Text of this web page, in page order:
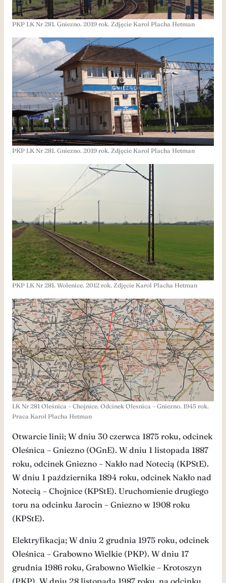
PKP LK Nr 281. Gniezno. 2019 rok. Zdjęcie Karol Placha Hetman
PKP LK Nr 281. Gniezno. 2019 rok. Zdjęcie Karol Placha Hetman
PKP LK Nr 281. Wolenice. 2012 rok. Zdjęcie Karol Placha Hetman
LK Nr 281 Oleśnica – Chojnice. Odcinek Olesnica – Gniezno. 1945 rok.
Praca Karol Placha Hetman
Otwarcie linii; W dniu 30 czerwca 1875 roku, odcinek
Oleśnica – Gniezno (OGnE). W dniu 1 listopada 1887
roku, odcinek Gniezno – Nakło nad Notecią (KPStE).
W dniu 1 października 1894 roku, odcinek Nakło nad
Notecią – Chojnice (KPStE). Uruchomienie drugiego
toru na odcinku Jarocin – Gniezno w 1908 roku
(KPStE).
Elektryfikacja; W dniu 2 grudnia 1975 roku, odcinek
Oleśnica – Grabowno Wielkie (PKP). W dniu 17
grudnia 1986 roku, Grabowno Wielkie – Krotoszyn